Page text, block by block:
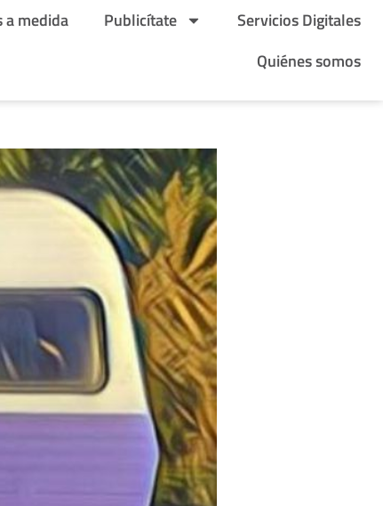
a medida Publicítate
Servicios Digitales
Quiénes somos